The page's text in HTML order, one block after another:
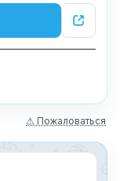
⚠ Пожаловаться